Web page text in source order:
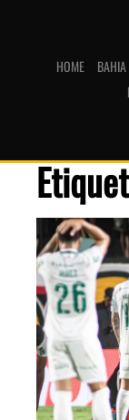
HOME BAHIA